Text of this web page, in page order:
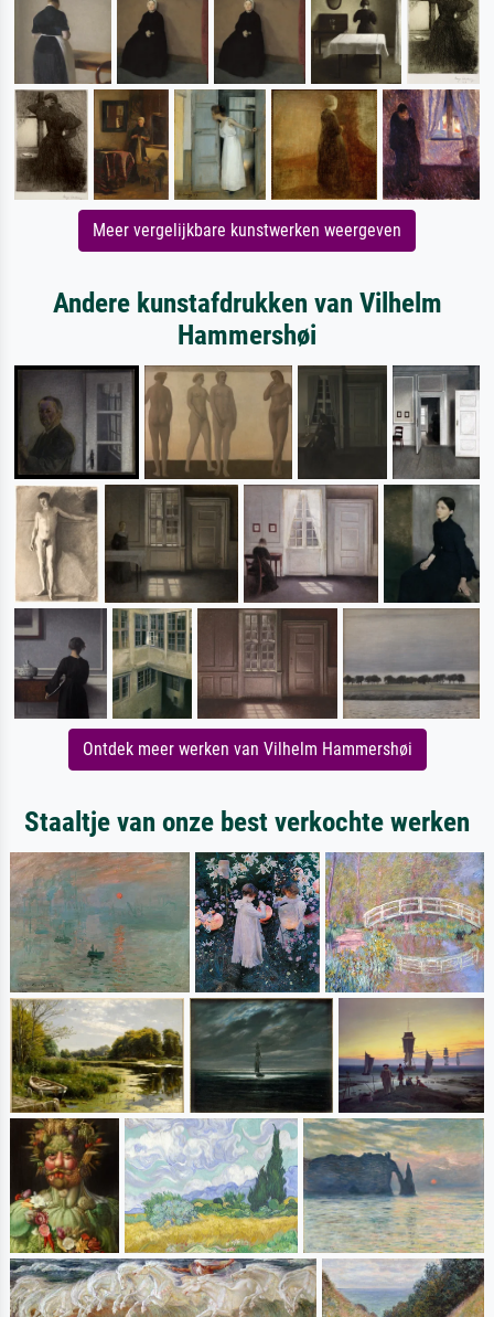
Meer vergelijkbare kunstwerken weergeven
Andere kunstafdrukken van Vilhelm
Hammershøi
Ontdek meer werken van Vilhelm Hammershøi
Staaltje van onze best verkochte werken